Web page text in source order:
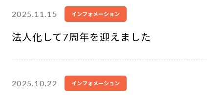
2025.11.15 インフォメーション
法人化して7周年を迎えました
2025.10.22 インフォメーション